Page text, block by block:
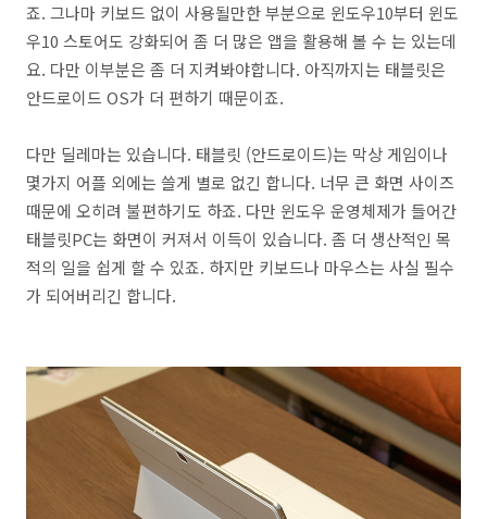
죠. 그나마 키보드 없이 사용될만한 부분으로 윈도우10부터 윈도
우10 스토어도 강화되어 좀 더 많은 앱을 활용해 볼 수 는 있는데
요. 다만 이부분은 좀 더 지켜봐야합니다. 아직까지는 태블릿은
안드로이드 OS가 더 편하기 때문이죠.
다만 딜레마는 있습니다. 태블릿 (안드로이드)는 막상 게임이나
몇가지 어플 외에는 쓸게 별로 없긴 합니다. 너무 큰 화면 사이즈
때문에 오히려 불편하기도 하죠. 다만 윈도우 운영체제가 들어간
태블릿PC는 화면이 커져서 이득이 있습니다. 좀 더 생산적인 목
적의 일을 쉽게 할 수 있죠. 하지만 키보드나 마우스는 사실 필수
가 되어버리긴 합니다.